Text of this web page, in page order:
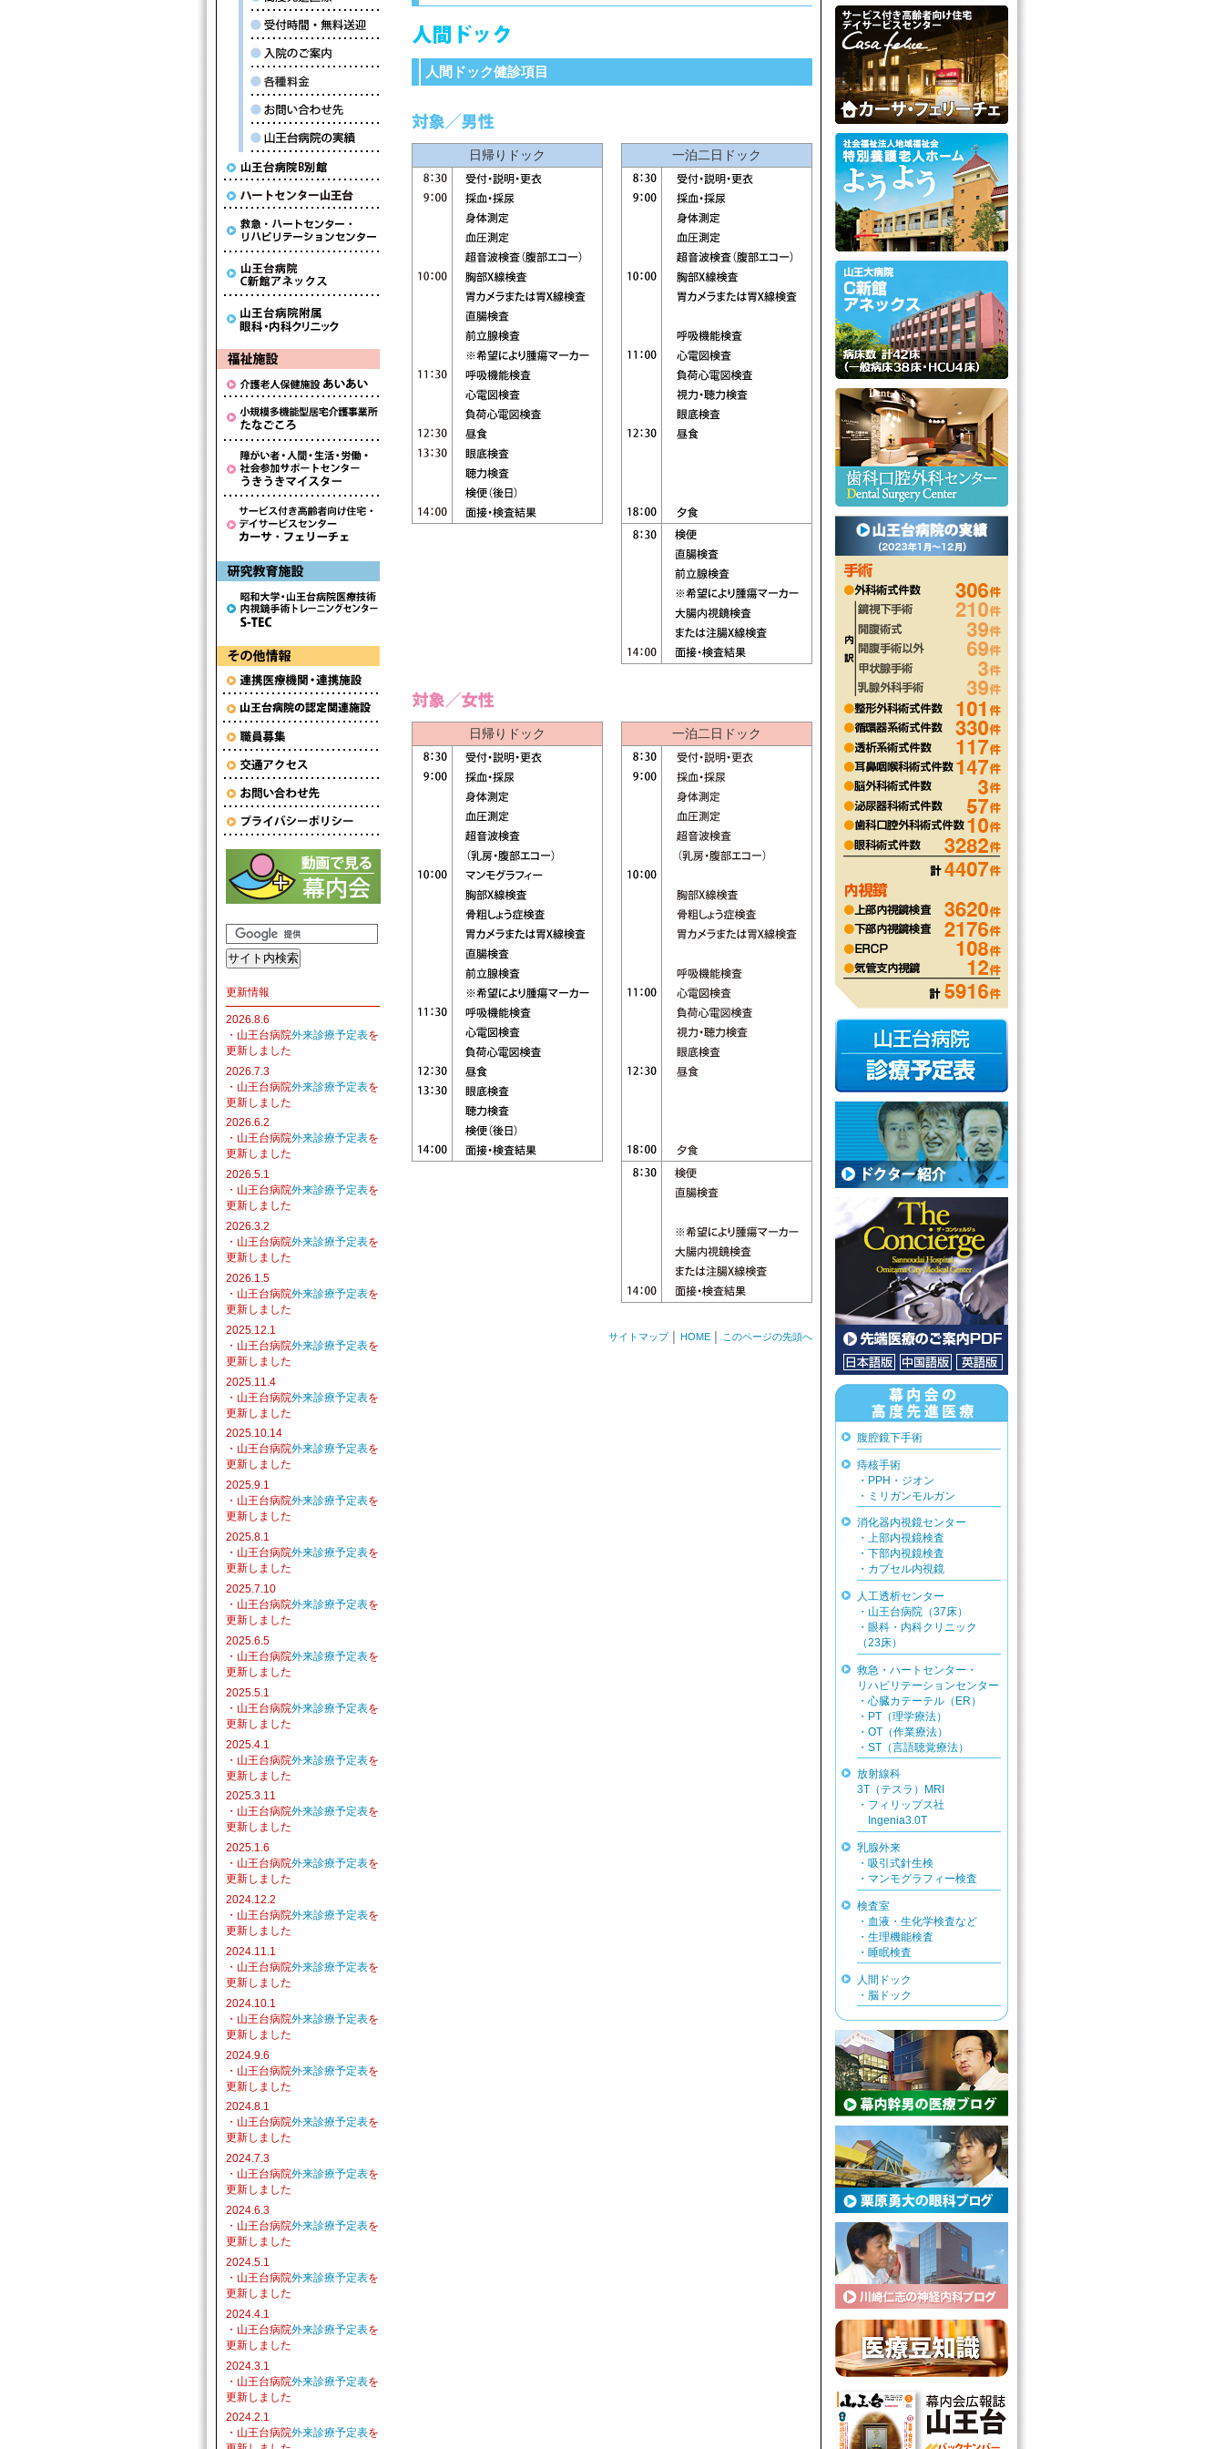
腹腔鏡下手術
痔核手術
・PPH・ジオン
・ミリガンモルガン
消化器内視鏡センター
・上部内視鏡検査
・下部内視鏡検査
・カプセル内視鏡
人工透析センター
・山王台病院（37床）
・眼科・内科クリニック
（23床）
救急・ハートセンター・
リハビリテーションセンター
・心臓カテーテル（ER）
・PT（理学療法）
・OT（作業療法）
・ST（言語聴覚療法）
放射線科
3T（テスラ）MRI
・フィリップス社
Ingenia3.0T
乳腺外来
・吸引式針生検
・マンモグラフィー検査
検査室
・血液・生化学検査など
・生理機能検査
・睡眠検査
人間ドック
・脳ドック
人間ドック健診項目
日帰りドック 一泊二日ドック
日帰りドック 一泊二日ドック
サイトマップ│ HOME このページの先頭へ
更新情報
2026.8.6
・山王台病院外来診療予定表を
更新しました
2026.7.3
・山王台病院外来診療予定表を
更新しました
2026.6.2
・山王台病院外来診療予定表を
更新しました
2026.5.1
・山王台病院外来診療予定表を
更新しました
2026.3.2
・山王台病院外来診療予定表を
更新しました
2026.1.5
・山王台病院外来診療予定表を
更新しました
2025.12.1
・山王台病院外来診療予定表を
更新しました
2025.11.4
・山王台病院外来診療予定表を
更新しました
2025.10.14
・山王台病院外来診療予定表を
更新しました
2025.9.1
・山王台病院外来診療予定表を
更新しました
2025.8.1
・山王台病院外来診療予定表を
更新しました
2025.7.10
・山王台病院外来診療予定表を
更新しました
2025.6.5
・山王台病院外来診療予定表を
更新しました
2025.5.1
・山王台病院外来診療予定表を
更新しました
2025.4.1
・山王台病院外来診療予定表を
更新しました
2025.3.11
・山王台病院外来診療予定表を
更新しました
2025.1.6
・山王台病院外来診療予定表を
更新しました
2024.12.2
・山王台病院外来診療予定表を
更新しました
2024.11.1
・山王台病院外来診療予定表を
更新しました
2024.10.1
・山王台病院外来診療予定表を
更新しました
2024.9.6
・山王台病院外来診療予定表を
更新しました
2024.8.1
・山王台病院外来診療予定表を
更新しました
2024.7.3
・山王台病院外来診療予定表を
更新しました
2024.6.3
・山王台病院外来診療予定表を
更新しました
2024.5.1
・山王台病院外来診療予定表を
更新しました
2024.4.1
・山王台病院外来診療予定表を
更新しました
2024.3.1
・山王台病院外来診療予定表を
更新しました
2024.2.1
・山王台病院外来診療予定表を